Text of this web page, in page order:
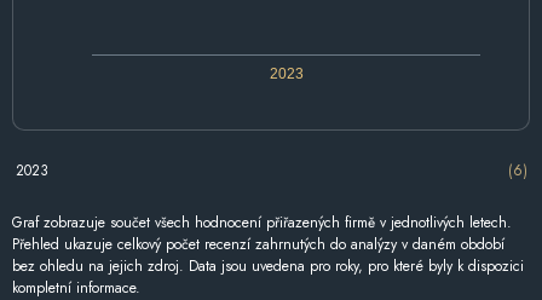
2023
2023 (6)
Graf zobrazuje součet všech hodnocení přiřazených firmě v jednotlivých letech.
Přehled ukazuje celkový počet recenzí zahrnutých do analýzy v daném období
bez ohledu na jejich zdroj. Data jsou uvedena pro roky, pro které byly k dispozici
kompletní informace.